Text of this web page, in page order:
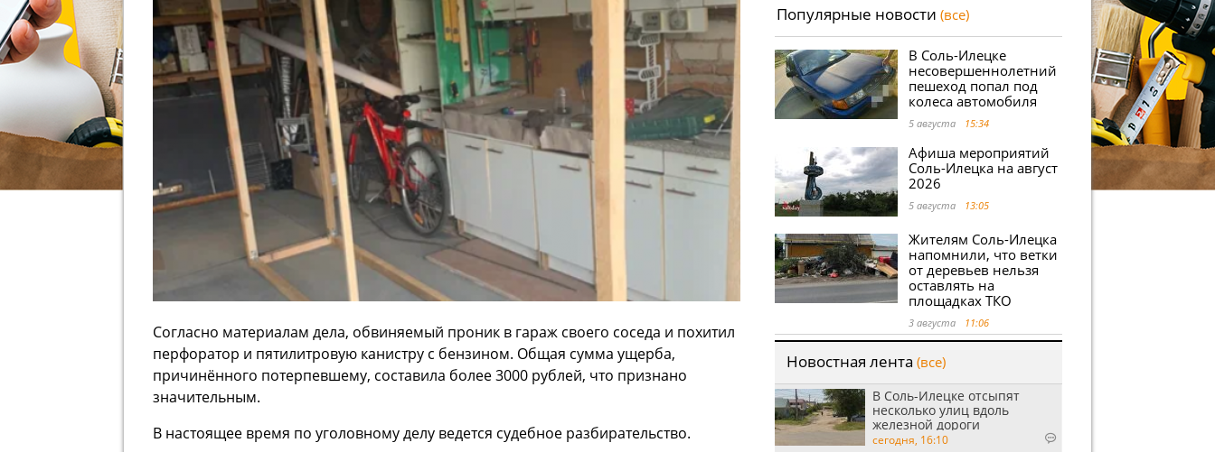
Согласно материалам дела, обвиняемый проник в гараж своего соседа и похитил
перфоратор и пятилитровую канистру с бензином. Общая сумма ущерба,
причинённого потерпевшему, составила более 3000 рублей, что признано
значительным.
В настоящее время по уголовному делу ведется судебное разбирательство.
Популярные новости (все)
В Соль-Илецке
несовершеннолетний
пешеход попал под
колеса автомобиля
5 августа 15:34
Афиша мероприятий
Соль-Илецка на август
2026
5 августа 13:05
Жителям Соль-Илецка
напомнили, что ветки
от деревьев нельзя
оставлять на
площадках ТКО
3 августа 11:06
Новостная лента (все)
В Соль-Илецке отсыпят
несколько улиц вдоль
железной дороги
сегодня, 16:10